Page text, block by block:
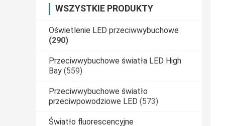
WSZYSTKIE PRODUKTY
Oświetlenie LED przeciwwybuchowe
(290)
Przeciwwybuchowe światła LED High
Bay (559)
Przeciwwybuchowe światło
przeciwpowodziowe LED (573)
Światło fluorescencyjne